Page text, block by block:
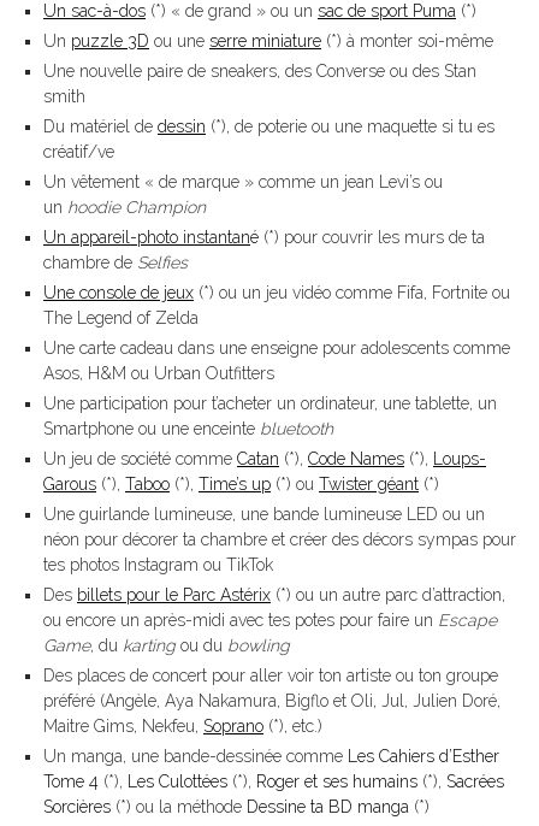
Un sac-à-dos (*) « de grand » ou un sac de sport Puma (*)
Un puzzle 3D ou une serre miniature (*) à monter soi-même
Une nouvelle paire de sneakers, des Converse ou des Stan
smith
Du matériel de dessin (*), de poterie ou une maquette si tu es
créatif/ve
Un vêtement « de marque » comme un jean Levi’s ou
un hoodie Champion
Un appareil-photo instantané (*) pour couvrir les murs de ta
chambre de Selfies
Une console de jeux (*) ou un jeu vidéo comme Fifa, Fortnite ou
The Legend of Zelda
Une carte cadeau dans une enseigne pour adolescents comme
Asos, H&M ou Urban Outfitters
Une participation pour t’acheter un ordinateur, une tablette, un
Smartphone ou une enceinte bluetooth
Un jeu de société comme Catan (*), Code Names (*), Loups-
Garous (*), Taboo (*), Time’s up (*) ou Twister géant (*)
Une guirlande lumineuse, une bande lumineuse LED ou un
néon pour décorer ta chambre et créer des décors sympas pour
tes photos Instagram ou TikTok
Des billets pour le Parc Astérix (*) ou un autre parc d’attraction,
ou encore un après-midi avec tes potes pour faire un Escape
Game, du karting ou du bowling
Des places de concert pour aller voir ton artiste ou ton groupe
préféré (Angèle, Aya Nakamura, Bigflo et Oli, Jul, Julien Doré,
Maitre Gims, Nekfeu, Soprano (*), etc.)
Un manga, une bande-dessinée comme Les Cahiers d’Esther
Tome 4 (*), Les Culottées (*), Roger et ses humains (*), Sacrées
Sorcières (*) ou la méthode Dessine ta BD manga (*)